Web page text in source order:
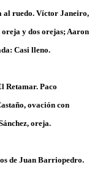
al ruedo. Víctor Janeiro,
y dos orejas; Aaron
Casi lleno.
Retamar. Paco
ovación con
oreja.
de Juan Barriopedro.